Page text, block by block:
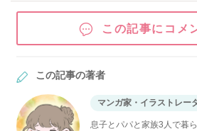
この記事にコメ
この記事の著者
マンガ家・イラストレー
息子とパパと家族3人で暮